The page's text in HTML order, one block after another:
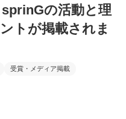
の活動と理
トが掲載されま
受賞・メディア掲載